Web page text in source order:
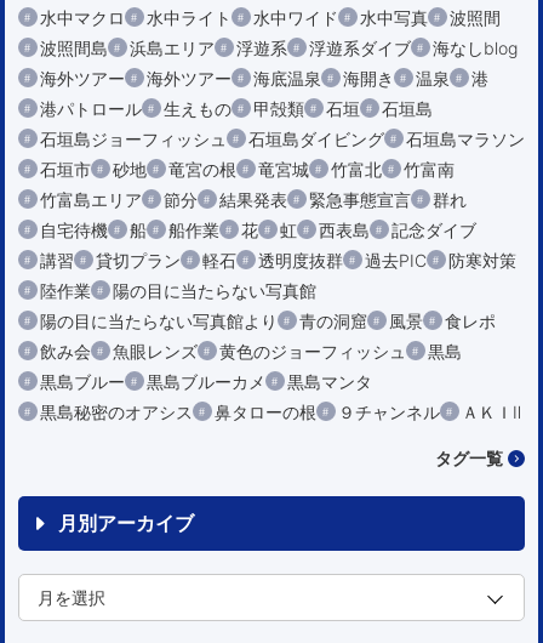
水中マクロ
水中ライト 水中ワイド 水中写真
波照間
波照間島
浜島エリア 浮遊系 浮遊系ダイブ
海なしblog
海外ツアー
海外ツアー 海底温泉 海開き 温泉
港
港パトロール
生えもの 甲殻類 石垣
石垣島
石垣島ジョーフィッシュ
石垣島ダイビング
石垣島マラソン
石垣市
砂地 竜宮の根 竜宮城 竹富北
竹富南
竹富島エリア
節分 結果発表 緊急事態宣言
群れ
自宅待機
船 船作業 花 虹 西表島
記念ダイブ
講習
貸切プラン 軽石 透明度抜群 過去PIC
防寒対策
陸作業
陽の目に当たらない写真館
陽の目に当たらない写真館より
青の洞窟 風景
食レポ
飲み会
魚眼レンズ 黄色のジョーフィッシュ
黒島
黒島ブルー
黒島ブルーカメ
黒島マンタ
黒島秘密のオアシス
鼻タローの根 ９チャンネル ＡＫＩⅡ
タグ一覧
月別アーカイブ